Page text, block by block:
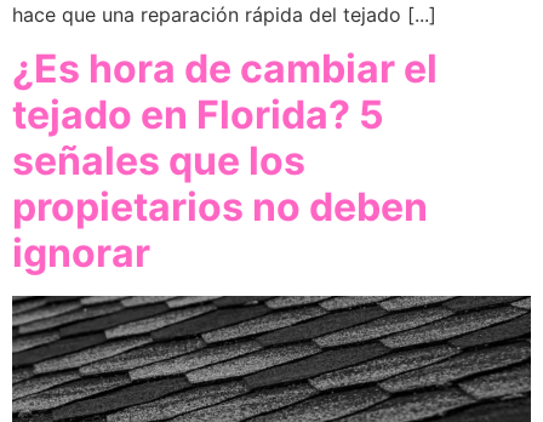
hace que una reparación rápida del tejado [...]
¿Es hora de cambiar el
tejado en Florida? 5
señales que los
propietarios no deben
ignorar